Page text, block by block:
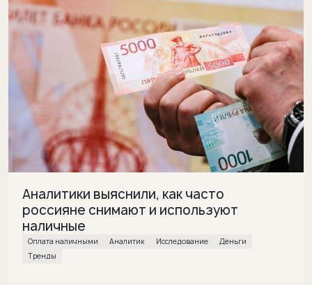
Аналитики выяснили, как часто
россияне снимают и используют
наличные
Оплата наличными Аналитик исследование
деньги
Тренды